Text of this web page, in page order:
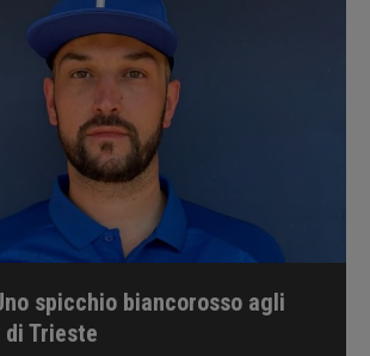
spicchio biancorosso agli
di Trieste